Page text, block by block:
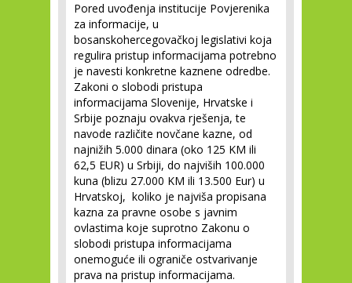
Pored uvođenja institucije Povjerenika
za informacije, u
bosanskohercegovačkoj legislativi koja
regulira pristup informacijama potrebno
je navesti konkretne kaznene odredbe.
Zakoni o slobodi pristupa
informacijama Slovenije, Hrvatske i
Srbije poznaju ovakva rješenja, te
navode različite novčane kazne, od
najnižih 5.000 dinara (oko 125 KM ili
62,5 EUR) u Srbiji, do najviših 100.000
kuna (blizu 27.000 KM ili 13.500 Eur) u
Hrvatskoj, koliko je najviša propisana
kazna za pravne osobe s javnim
ovlastima koje suprotno Zakonu o
slobodi pristupa informacijama
onemoguće ili ograniče ostvarivanje
prava na pristup informacijama.